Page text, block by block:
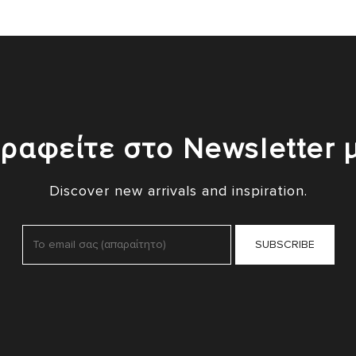
στο Newsletter
Discover new arrivals and inspiration.